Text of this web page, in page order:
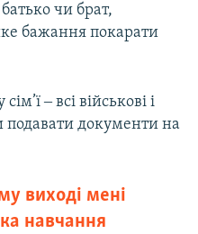
чи брат,
бажання покарати
‒ всі військові і
подавати документи на
виході мені
навчання